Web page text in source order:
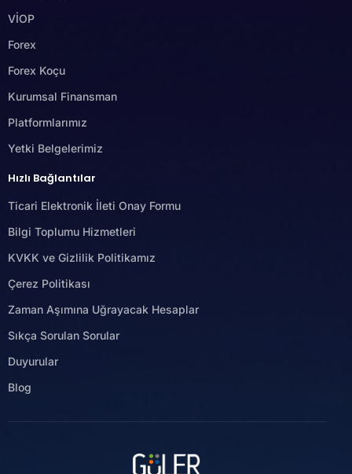
VİOP
Forex
Forex Koçu
Kurumsal Finansman
Platformlarımız
Yetki Belgelerimiz
Hızlı Bağlantılar
Ticari Elektronik İleti Onay Formu
Bilgi Toplumu Hizmetleri
KVKK ve Gizlilik Politikamız
Çerez Politikası
Zaman Aşımına Uğrayacak Hesaplar
Sıkça Sorulan Sorular
Duyurular
Blog